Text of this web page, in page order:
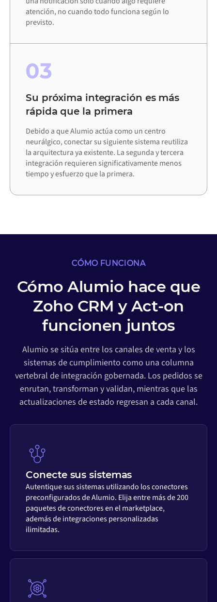
atención, no cuando todo funciona según lo
previsto.
03
Su próxima integración es más
rápida que la primera
Debido a que Alumio actúa como un centro
neurálgico, conectar su siguiente sistema reutiliza
la arquitectura ya existente. La segunda y tercera
integración requieren significativamente menos
tiempo y esfuerzo que la primera.
CÓMO FUNCIONA
Cómo Alumio hace que
Zoho CRM y Act-on
funcionen juntos
Alumio se sitúa entre los canales de venta y los
sistemas de cumplimiento como una columna
vertebral de integración gobernada. Los pedidos se
enrutan, transforman y validan, mientras que las
actualizaciones de estado regresan a cada canal.
Conecte sus sistemas
Autentique sus sistemas utilizando los conectores
preconfigurados de Alumio. Elija entre más de 200
paquetes de conectores en el marketplace,
además de integraciones personalizadas
ilimitadas.